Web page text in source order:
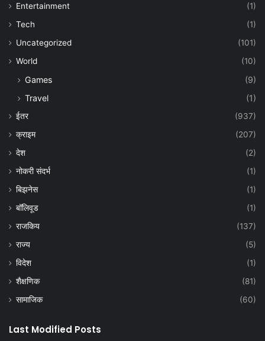
Entertainment
(1)
Tech
(1)
Uncategorized
(101)
World
(10)
Games
(9)
Travel
(1)
ईतर
(937)
क्राइम
(207)
देश
(2)
नोकरी संदर्भ
(1)
बिझनेस
(1)
बॉलिवूड
(1)
राजकिय
(137)
राज्य
(5)
विदेश
(1)
शैक्षणिक
(81)
सामाजिक
(60)
Last Modified Posts